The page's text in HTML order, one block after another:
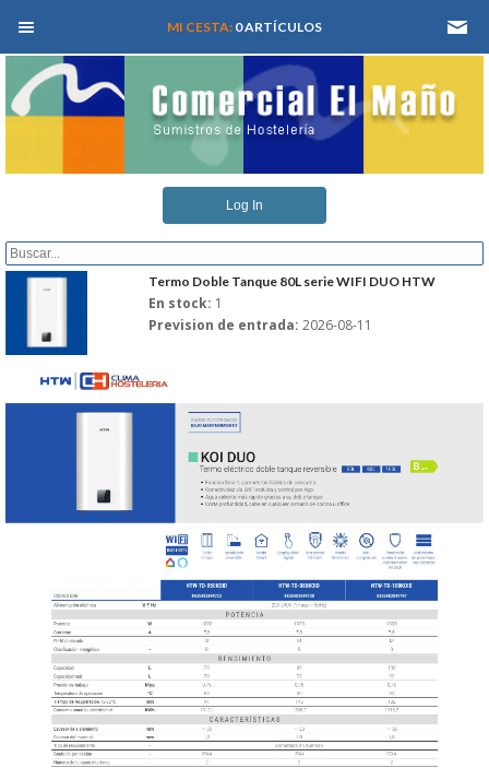
MEN� PRINCIPAL
QUIENES SOMOS
CATALOGOS
REFORMAS Y PROYECTOS
REGISTRARSE
DONDE ESTAMOS
PRODUCTOS EN OFERTAS
ALMACEN Y TRANSPORTE
COMPLEMENTOS DE BA�O
COMPLEMENTOS DE MESA
MI CESTA: 0 ARTÍCULOS
Log In
Termo Doble Tanque 80L serie WIFI DUO HTW
En stock: 1
Prevision de entrada: 2026-08-11